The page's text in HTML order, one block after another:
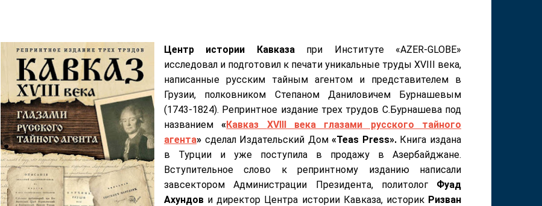
Центр истории Кавказапри Институте «AZER-GLOBE»
исследовал и подготовил к печати уникальные труды XVIII века,
написанные русским тайным агентом и представителем в
Грузии, полковником Степаном Даниловичем Бурнашевым
(1743-1824). Репринтное издание трех трудов С.Бурнашева под
названием«Кавказ XVIII века глазами русского тайного
агента» сделал Издательский Дом«Teas Press».Книга издана
в Турции и уже поступила в продажу в Азербайджане.
Вступительное слово к репринтному изданию написали
завсектором Администрации Президента, политолог Фуад
Ахундов и директор Центра истории Кавказа, историк Ризван